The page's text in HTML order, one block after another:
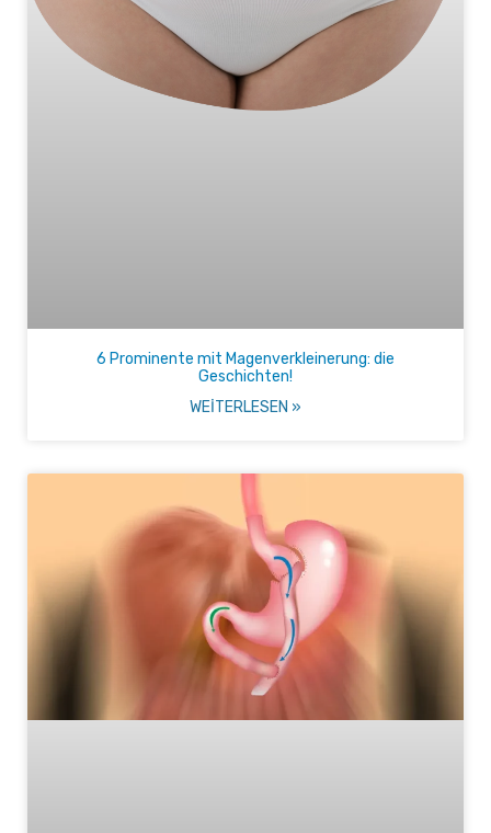
6 Prominente mit Magenverkleinerung: die
Geschichten!
WEITERLESEN »